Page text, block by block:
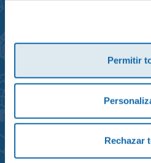
Permitir
Rechazar
reciclada